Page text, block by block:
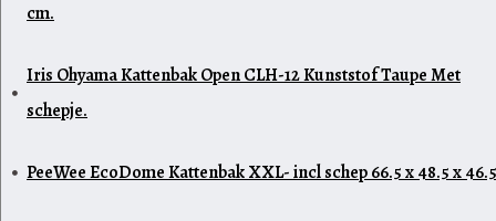
cm.
Iris Ohyama Kattenbak Open CLH-12 Kunststof Taupe Met
schepje.
PeeWee EcoDome Kattenbak XXL- incl schep 66.5 x 48.5 x